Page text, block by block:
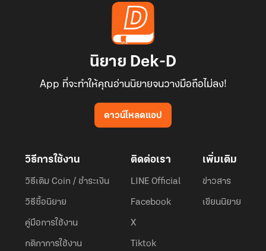
นิยาย Dek-D
App ที่จะทำให้คุณอ่านนิยายจนวางมือถือไม่ลง!
ดาวน์โหลดแอป
วิธีการใช้งาน
วิธีเติม Coin / ชำระเงิน
วิธีซื้อนิยาย
คู่มือการใช้งาน
กติกาการใช้งาน
ติดต่อเรา
LINE Official
Facebook
X
Tiktok
เพิ่มเติม
ข่าวสาร
เขียนนิยาย